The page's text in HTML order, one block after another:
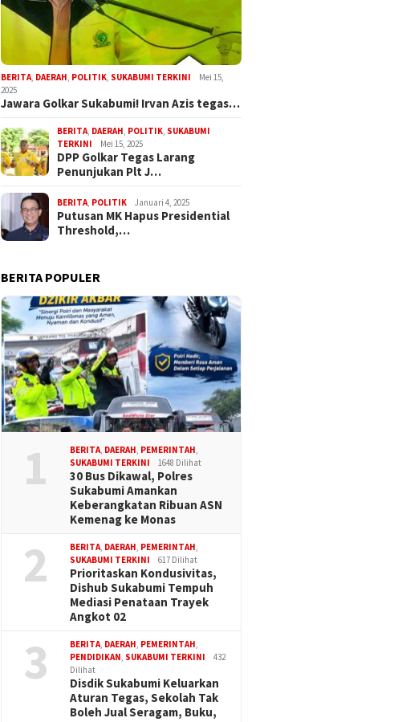
Dugaan Penyalahgunaan
Narkoba Oknum Kades, Dprd
Minta Tidak Ada Tebang Pilih
Melalui GEMA Sehat, Dppkb
Pencegahan Stunting
BERITA DAERAH POLITIK SUKABUMI TERKINI
Mei 15,
2025
Jawara Golkar Sukabumi! Irvan Azis tegas…
BERITA DAERAH POLITIK SUKABUMI
TERKINI
Mei 15, 2025
DPP Golkar Tegas Larang
Penunjukan Plt J…
BERITA POLITIK Januari 4, 2025
Putusan MK Hapus Presidential
Threshold,…
BERITA POPULER
1 BERITA, DAERAH, PEMERINTAH,
SUKABUMI TERKINI
1648 Dilihat
30 Bus Dikawal, Polres
Sukabumi Amankan
Keberangkatan Ribuan ASN
Kemenag ke Monas
2 BERITA, DAERAH, PEMERINTAH,
SUKABUMI TERKINI
617 Dilihat
Prioritaskan Kondusivitas,
Dishub Sukabumi Tempuh
Mediasi Penataan Trayek
Angkot 02
3 BERITA, DAERAH, PEMERINTAH,
PENDIDIKAN, SUKABUMI TERKINI
432
Dilihat
Disdik Sukabumi Keluarkan
Aturan Tegas, Sekolah Tak
Boleh Jual Seragam, Buku,